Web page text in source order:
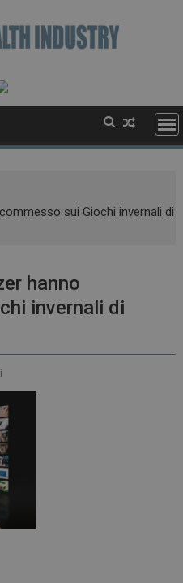
sui Giochi invernali di
hanno
invernali di